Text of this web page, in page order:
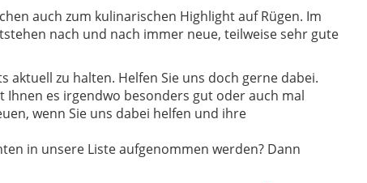
auch zum kulinarischen Highlight auf Rügen. Im
nach und nach immer neue, teilweise sehr gute
aktuell zu halten. Helfen Sie uns doch gerne dabei.
Ihnen es irgendwo besonders gut oder auch mal
wenn Sie uns dabei helfen und ihre
in unsere Liste aufgenommen werden? Dann